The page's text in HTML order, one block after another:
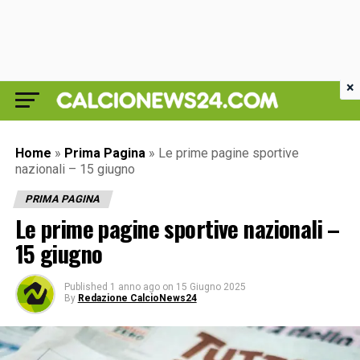
Home » Prima Pagina » Le prime pagine sportive
nazionali – 15 giugno
PRIMA PAGINA
Le prime pagine sportive nazionali –
15 giugno
Published 1 anno ago on 15 Giugno 2025
By Redazione CalcioNews24
×